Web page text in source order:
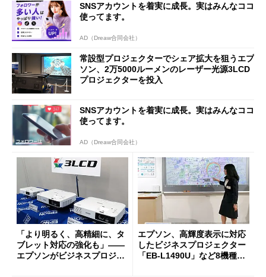
SNSアカウントを着実に成長。実はみんなココ
使ってます。
AD（Dreaw合同会社）
常設型プロジェクターでシェア拡大を狙うエプ
ソン、2万5000ルーメンのレーザー光源3LCD
プロジェクターを投入
SNSアカウントを着実に成長。実はみんなココ
使ってます。
AD（Dreaw合同会社）
「より明るく、高精細に、タ
ブレット対応の強化も」――
エプソンがビジネスプロジェ
エプソン、高輝度表示に対応
したビジネスプロジェクター
「EB-L1490U」など8機種11